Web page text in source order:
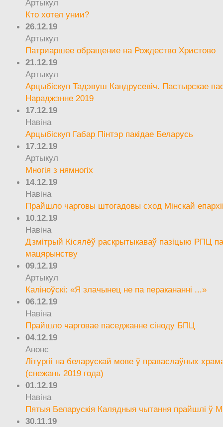
Артыкул
Кто хотел унии?
26.12.19
Артыкул
Патриаршее обращение на Рождество Христово
21.12.19
Артыкул
Арцыбіскуп Тадэвуш Кандрусевіч. Пастырскае
Нараджэнне 2019
17.12.19
Навіна
Арцыбіскуп Габар Пінтэр пакідае Беларусь
17.12.19
Артыкул
Многія з нямногіх
14.12.19
Навіна
Прайшло чарговы штогадовы сход Мінскай
10.12.19
Навіна
Дзмітрый Кісялёў раскрытыкаваў пазіцыю РПЦ
мацярынству
09.12.19
Артыкул
Каліноўскі: «Я злачынец не па перакананні ...»
06.12.19
Навіна
Прайшло чарговае паседжанне сіноду БПЦ
04.12.19
Анонс
Літургіі на беларускай мове ў праваслаўных
(снежань 2019 года)
01.12.19
Навіна
Пятыя Беларускія Калядныя чытання прайшлі ў
30.11.19